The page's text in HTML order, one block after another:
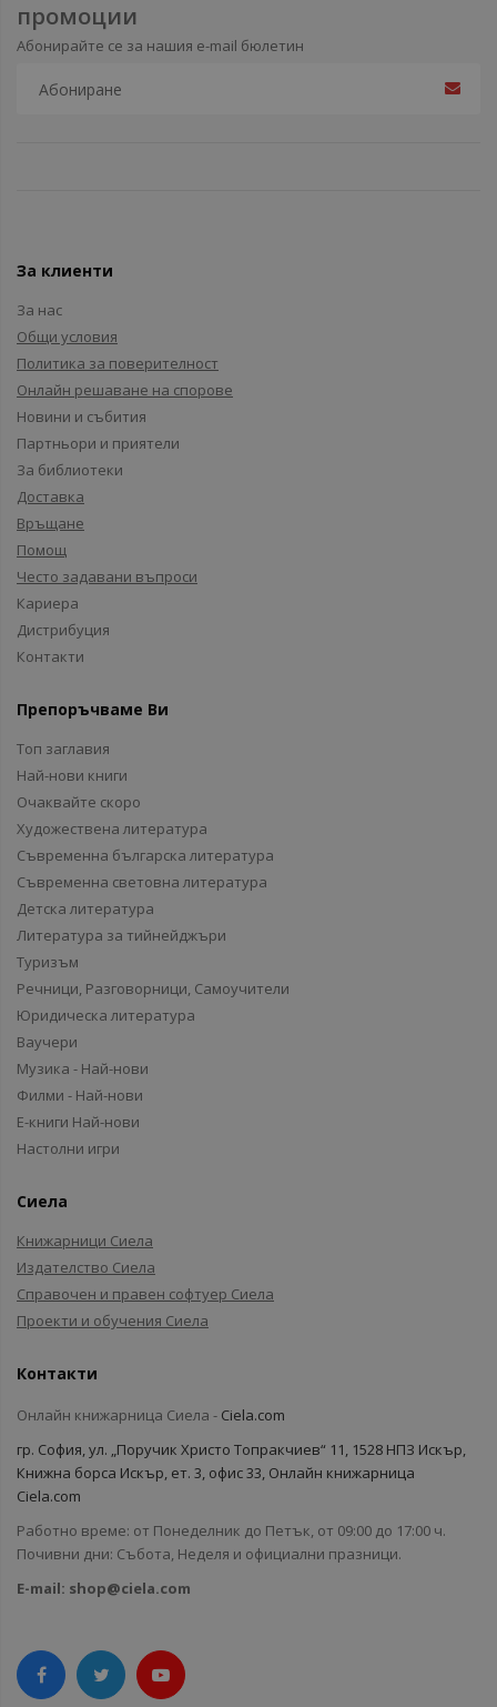
промоции
Абонирайте се за нашия e-mail бюлетин
За клиенти
За нас
Общи условия
Политика за поверителност
Онлайн решаване на спорове
Новини и събития
Партньори и приятели
За библиотеки
Доставка
Връщане
Помощ
Често задавани въпроси
Кариера
Дистрибуция
Контакти
Препоръчваме Ви
Топ заглавия
Най-нови книги
Очаквайте скоро
Художествена литература
Съвременна българска литература
Съвременна световна литература
Детска литература
Литература за тийнейджъри
Туризъм
Речници, Разговорници, Самоучители
Юридическа литература
Ваучери
Музика - Най-нови
Филми - Най-нови
Е-книги Най-нови
Настолни игри
Сиела
Книжарници Сиела
Издателство Сиела
Справочен и правен софтуер Сиела
Проекти и обучения Сиела
Контакти
Онлайн книжарница Сиела - Ciela.com
гр. София, ул. „Поручик Христо Топракчиев“ 11, 1528 НПЗ Искър,
Книжна борса Искър, ет. 3, офис 33, Онлайн книжарница
Ciela.com
Работно време: от Понеделник до Петък, от 09:00 до 17:00 ч.
Почивни дни: Събота, Неделя и официални празници.
E-mail: shop@ciela.com